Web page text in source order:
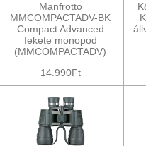
Manfrotto
MMCOMPACTADV-BK
Compact Advanced
fekete monopod
(MMCOMPACTADV)
14.990Ft